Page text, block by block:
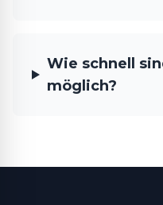
Wie schnell
möglich?